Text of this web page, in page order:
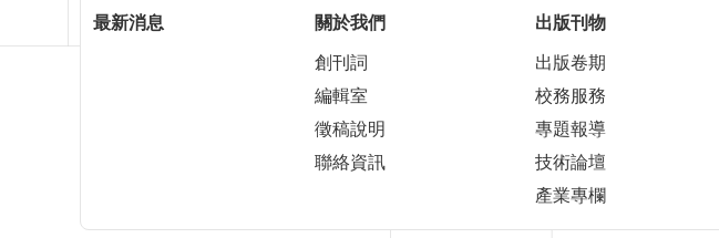
最新消息 關於我們
創刊詞
編輯室
徵稿說明
聯絡資訊
出版刊物
出版卷期
校務服務
專題報導
技術論壇
產業專欄